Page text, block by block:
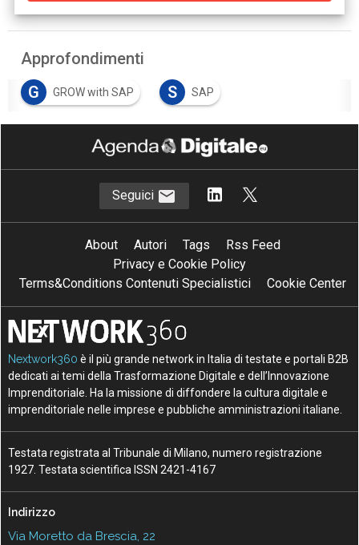
Approfondimenti
G
GROW with SAP S SAP
Seguici
About Autori Tags
Rss Feed
Privacy e Cookie Policy
Terms&Conditions Contenuti Specialistici
Cookie Center
Nextwork360 è il più grande network in Italia di testate e portali B2B
dedicati ai temi della Trasformazione Digitale e dell’Innovazione
Imprenditoriale. Ha la missione di diffondere la cultura digitale e
imprenditoriale nelle imprese e pubbliche amministrazioni italiane.
Testata registrata al Tribunale di Milano, numero registrazione
1927. Testata scientifica ISSN 2421-4167
Indirizzo
Via Moretto da Brescia, 22